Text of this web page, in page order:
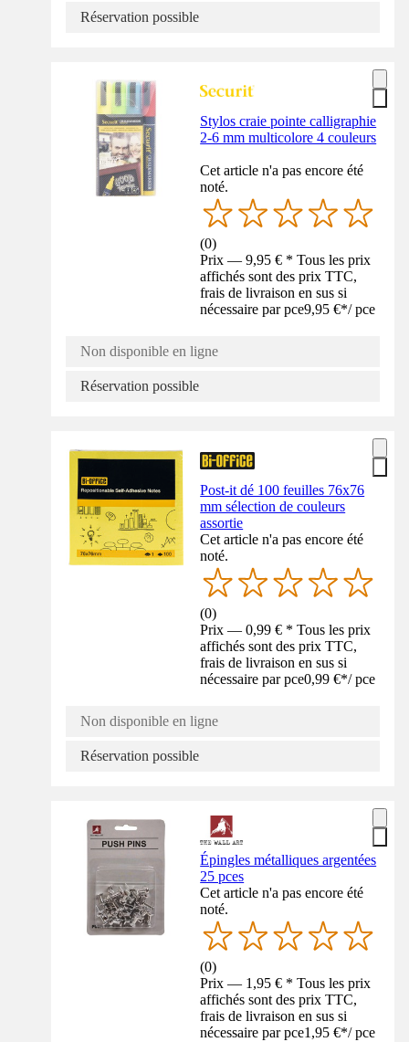
Réservation possible
Stylos craie pointe calligraphie
2-6 mm multicolore 4 couleurs
Cet article n'a pas encore été
noté.
(0)
Prix — 9,95 € * Tous les prix
affichés sont des prix TTC,
frais de livraison en sus si
nécessaire par pce9,95 €*/ pce
Non disponible en ligne
Réservation possible
Post-it dé 100 feuilles 76x76
mm sélection de couleurs
assortie
Cet article n'a pas encore été
noté.
(0)
Prix — 0,99 € * Tous les prix
affichés sont des prix TTC,
frais de livraison en sus si
nécessaire par pce0,99 €*/ pce
Non disponible en ligne
Réservation possible
Épingles métalliques argentées
25 pces
Cet article n'a pas encore été
noté.
(0)
Prix — 1,95 € * Tous les prix
affichés sont des prix TTC,
frais de livraison en sus si
nécessaire par pce1,95 €*/ pce